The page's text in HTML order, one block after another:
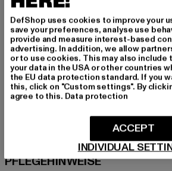
Obermaterial: sonstiges Material
Innenfutter: sonstiges Material
Art.Nr: 1291690-00007
Hersteller: Buffalo Boots GmbH |
boots.com
Schanzenstraße 41 | 51063 Köln | DE
GRÖSSE & PASSFORM
PFLEGEHINWEISE
DefShop uses cookies to improve your
save your preferences, analyse use
provide and measure interest-based
advertising. In addition, we allow
or to use cookies. This may also
your data in the USA or other countries
the EU data protection standard. If you
this, click on "Custom settings". By
agree to this. Data protection
INDIVIDUAL
ACCEPT